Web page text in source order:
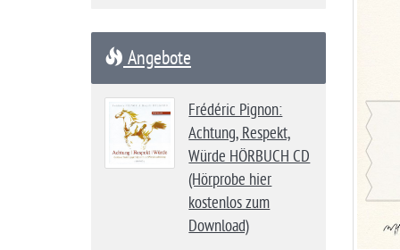
Angebote
Frédéric Pignon:
Achtung, Respekt,
Würde HÖRBUCH CD
(Hörprobe hier
kostenlos zum
Download)